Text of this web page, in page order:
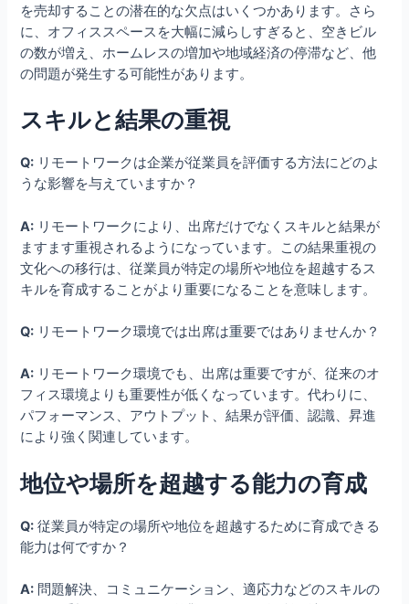
を売却することの潜在的な欠点はいくつかあります。さら
に、オフィススペースを大幅に減らしすぎると、空きビル
の数が増え、ホームレスの増加や地域経済の停滞など、他
の問題が発生する可能性があります。
スキルと結果の重視
Q: リモートワークは企業が従業員を評価する方法にどのよ
うな影響を与えていますか？
A: リモートワークにより、出席だけでなくスキルと結果が
ますます重視されるようになっています。この結果重視の
文化への移行は、従業員が特定の場所や地位を超越するス
キルを育成することがより重要になることを意味します。
Q: リモートワーク環境では出席は重要ではありませんか？
A: リモートワーク環境でも、出席は重要ですが、従来のオ
フィス環境よりも重要性が低くなっています。代わりに、
パフォーマンス、アウトプット、結果が評価、認識、昇進
により強く関連しています。
地位や場所を超越する能力の育成
Q: 従業員が特定の場所や地位を超越するために育成できる
能力は何ですか？
A: 問題解決、コミュニケーション、適応力などのスキルの